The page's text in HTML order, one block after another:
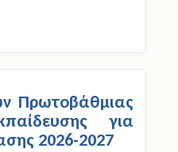
Πρωτοβάθμιας
για
2026-2027